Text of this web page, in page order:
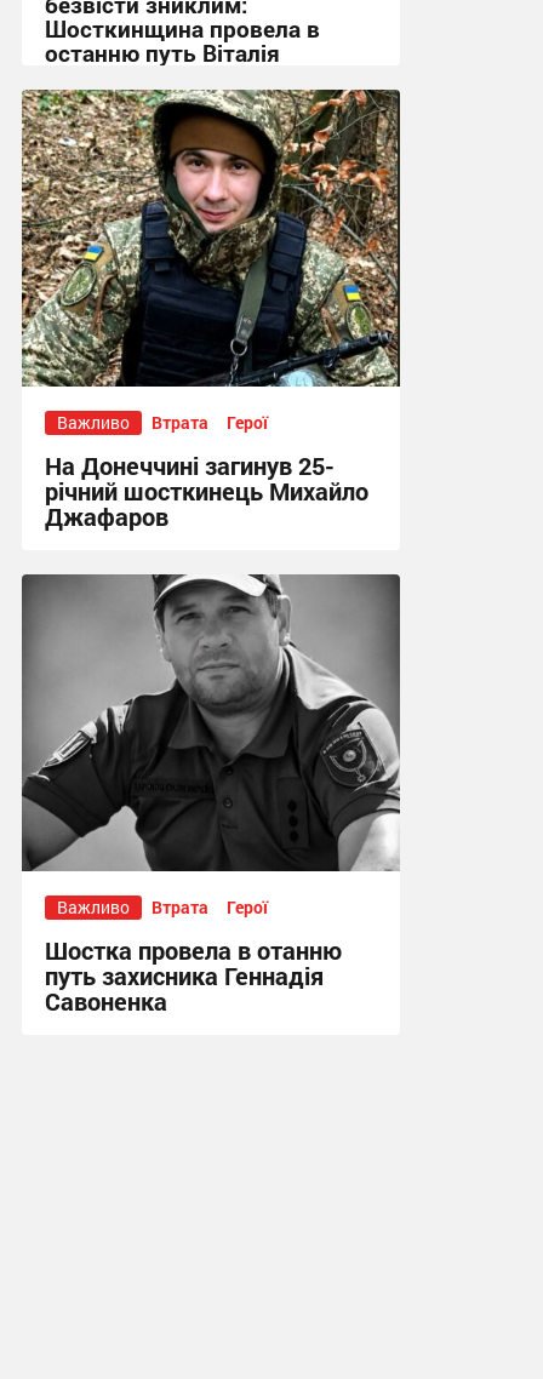
Шосткинщина провела в
останню путь Віталія
15:32 вчора
Важливо Втрата Герої
На Донеччині загинув 25-
річний шосткинець Михайло
Джафаров
13:15, 7.08.2026
Важливо Втрата Герої
Шостка провела в отанню
путь захисника Геннадія
Савоненка